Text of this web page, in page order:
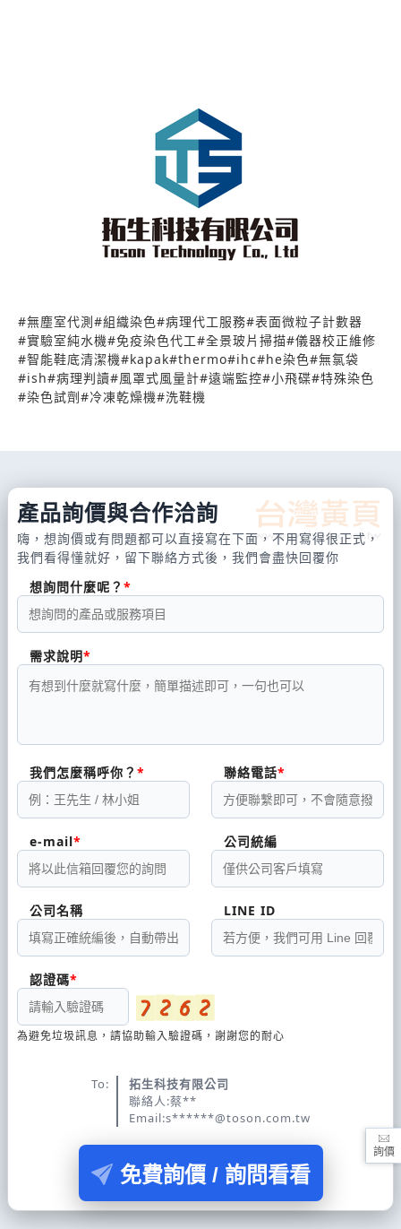
務上市，我們在業界擁有十數年快篩試劑開發經驗，
對於抗體的使用、奈米粒子結合到材料的選擇都能幫
助您開發快篩試劑，並且完成商品化生產，我們的團
隊提供從服務討論 ⇒產品設計⇒素材提供⇒條件選定
⇒完成定稿 ⇒製造生產全程包辦，盡心為客戶提供優
質的產品委託製造服務!
#無塵室代測#組織染色#病理代工服務#表面微粒子計數器
#實驗室純水機#免疫染色代工#全景玻片掃描#儀器校正維修
#智能鞋底清潔機#kapak#thermo#ihc#he染色#無氯袋
#ish#病理判讀#風罩式風量計#遠端監控#小飛碟#特殊染色
#染色試劑#冷凍乾燥機#洗鞋機
產品詢價與合作洽詢
嗨，想詢價或有問題都可以直接寫在下面，不用寫得很正式，
我們看得懂就好，留下聯絡方式後，我們會盡快回覆你
想詢問什麼呢？
需求說明
我們怎麼稱呼你？ 聯絡電話
e-mail 公司統編
公司名稱 LINE ID
認證碼
為避免垃圾訊息，請協助輸入驗證碼，謝謝您的耐心
To:
拓生科技有限公司
聯絡人:蔡**
Email:s******@toson.com.tw
免費詢價 / 詢問看看
詢價